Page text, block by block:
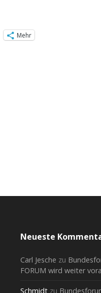
Mehr
Neueste
Carl Jesche zu
FORUM wird weiter
Schmidtzu